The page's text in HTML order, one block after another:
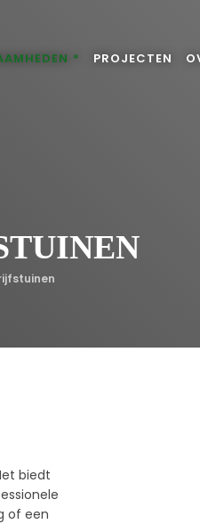
PROJECTEN
biedt
of een